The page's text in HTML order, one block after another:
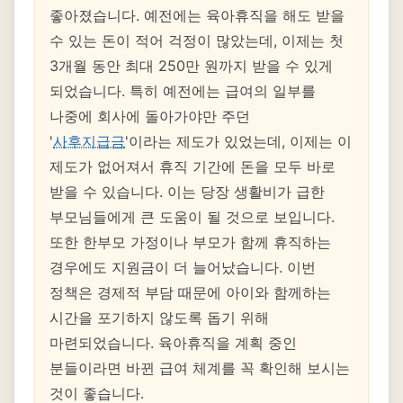
좋아졌습니다. 예전에는 육아휴직을 해도 받을
수 있는 돈이 적어 걱정이 많았는데, 이제는 첫
3개월 동안 최대 250만 원까지 받을 수 있게
되었습니다. 특히 예전에는 급여의 일부를
나중에 회사에 돌아가야만 주던
'사후지급금'이라는 제도가 있었는데, 이제는 이
제도가 없어져서 휴직 기간에 돈을 모두 바로
받을 수 있습니다. 이는 당장 생활비가 급한
부모님들에게 큰 도움이 될 것으로 보입니다.
또한 한부모 가정이나 부모가 함께 휴직하는
경우에도 지원금이 더 늘어났습니다. 이번
정책은 경제적 부담 때문에 아이와 함께하는
시간을 포기하지 않도록 돕기 위해
마련되었습니다. 육아휴직을 계획 중인
분들이라면 바뀐 급여 체계를 꼭 확인해 보시는
것이 좋습니다.